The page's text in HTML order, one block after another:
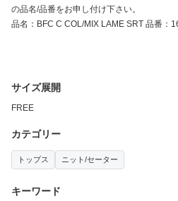
の品名/品番をお申し付け下さい。
品名：BFC C COL/MIX LAME SRT 品番：
サイズ展開
FREE
カテゴリー
トップス ニット/セーター
キーワード